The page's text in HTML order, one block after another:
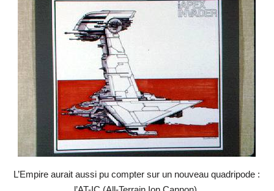
L’Empire aurait aussi pu compter sur un nouveau quadripode :